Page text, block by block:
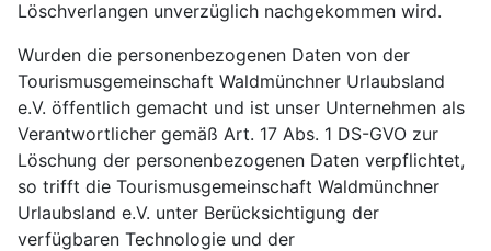
Löschverlangen unverzüglich nachgekommen wird.
Wurden die personenbezogenen Daten von der
Tourismusgemeinschaft Waldmünchner Urlaubsland
e.V. öffentlich gemacht und ist unser Unternehmen als
Verantwortlicher gemäß Art. 17 Abs. 1 DS-GVO zur
Löschung der personenbezogenen Daten verpflichtet,
so trifft die Tourismusgemeinschaft Waldmünchner
Urlaubsland e.V. unter Berücksichtigung der
verfügbaren Technologie und der